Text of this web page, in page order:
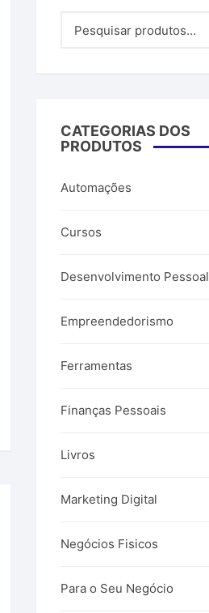
dinheiro
CATEGORIAS DOS
PRODUTOS
Automações
Cursos
Desenvolvimento Pessoal
Empreendedorismo
Ferramentas
Finanças Pessoais
Livros
Marketing Digital
Negócios Fisicos
Para o Seu Negócio